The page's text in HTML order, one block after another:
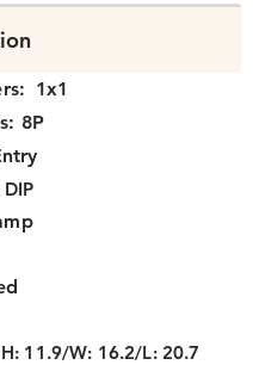
1x1
8P
DIP
H: 11.9/W: 16.2/L: 20.7